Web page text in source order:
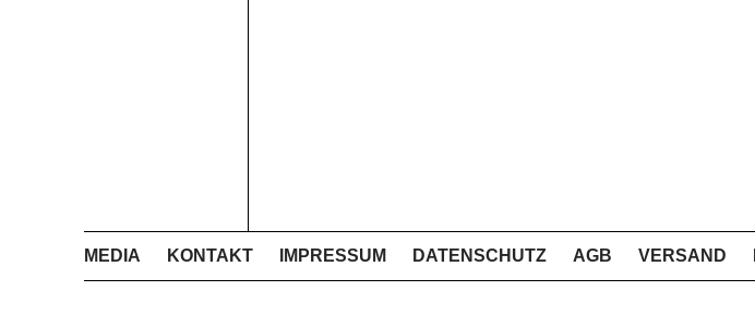
MEDIA KONTAKT IMPRESSUM DATENSCHUTZ AGB VERSAND